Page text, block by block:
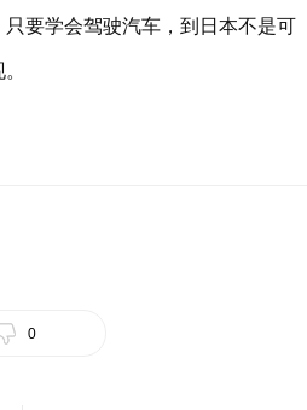
要学会驾驶汽车，到日本不是可
0